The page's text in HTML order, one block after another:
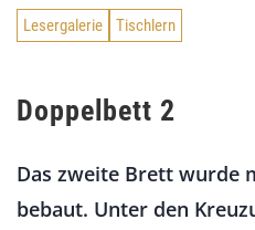
Lesergalerie Tischlern
Doppelbett 2
Das zweite Brett wurde
bebaut. Unter den